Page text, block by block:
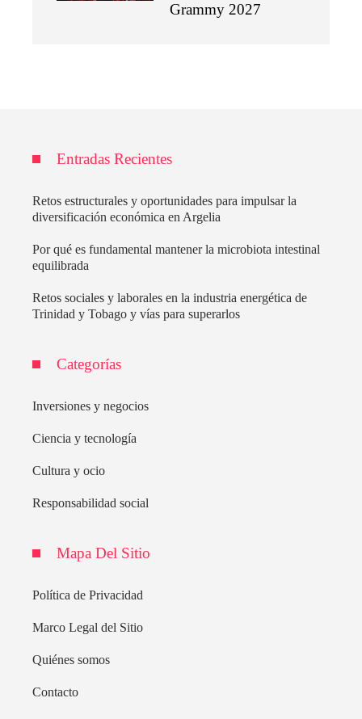
Grammy 2027
Entradas Recientes
Retos estructurales y oportunidades para impulsar la
diversificación económica en Argelia
Por qué es fundamental mantener la microbiota intestinal
equilibrada
Retos sociales y laborales en la industria energética de
Trinidad y Tobago y vías para superarlos
Categorías
Inversiones y negocios
Ciencia y tecnología
Cultura y ocio
Responsabilidad social
Mapa Del Sitio
Política de Privacidad
Marco Legal del Sitio
Quiénes somos
Contacto